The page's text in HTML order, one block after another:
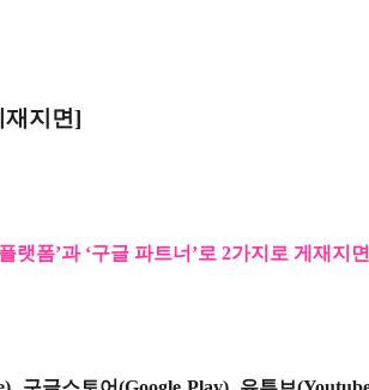
지면]
랫폼’과‘구글 파트너 ’로 2가지로 게재지